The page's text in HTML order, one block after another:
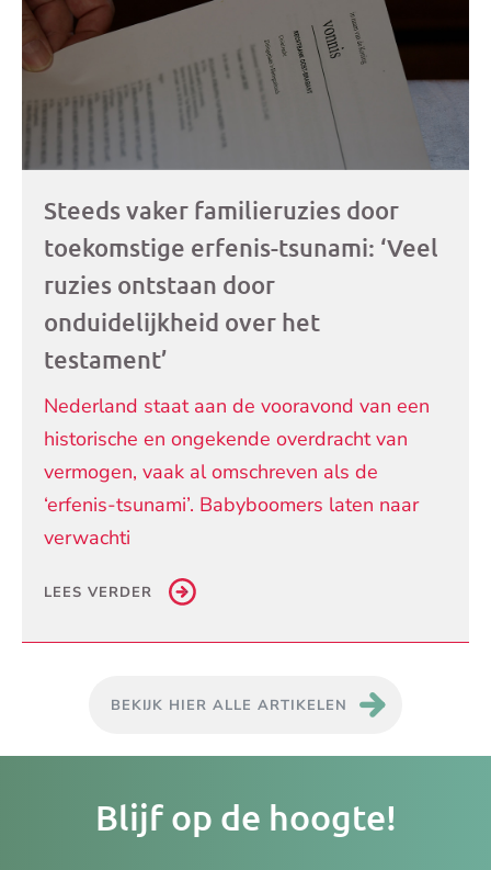
Steeds vaker familieruzies door
toekomstige erfenis-tsunami: ‘Veel
ruzies ontstaan door
onduidelijkheid over het
testament’
Nederland staat aan de vooravond van een
historische en ongekende overdracht van
vermogen, vaak al omschreven als de
‘erfenis-tsunami’. Babyboomers laten naar
verwachti
LEES VERDER
BEKIJK HIER ALLE ARTIKELEN
Blijf op de hoogte!